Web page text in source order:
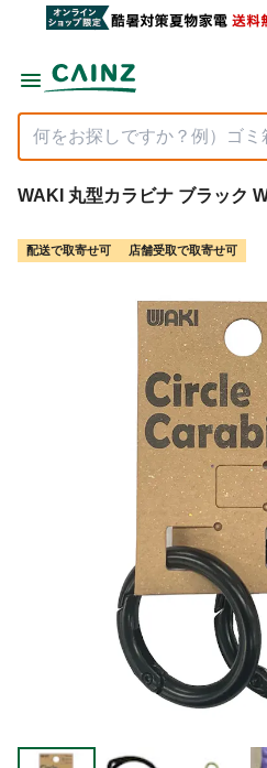
WAKI 丸型カラビナ ブラック
配送で取寄せ可 店舗受取で取寄せ可